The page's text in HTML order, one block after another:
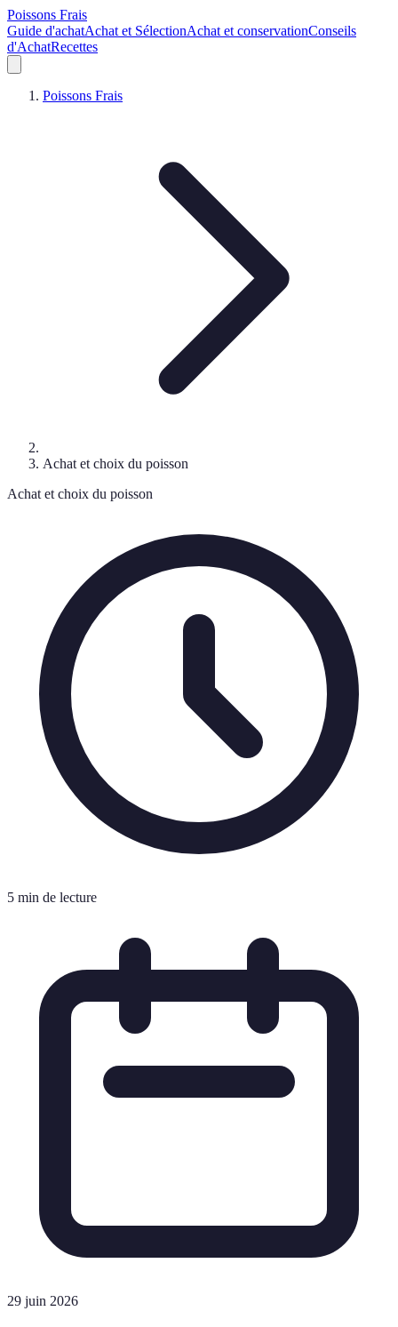
Poissons Frais
Guide d'achatAchat et SélectionAchat et conservationConseils
d'AchatRecettes
Poissons Frais
Achat et choix du poisson
Achat et choix du poisson
5 min de lecture
29 juin 2026